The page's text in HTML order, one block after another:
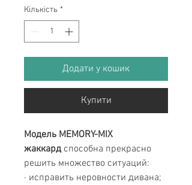
Кількість *
Додати у кошик
Купити
Модель MEMORY-MIX
жаккард способна прекрасно
решить множество ситуаций:
· исправить неровности дивана;